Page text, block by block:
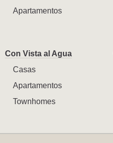
Apartamentos
Con Vista al Agua
Casas
Apartamentos
Townhomes